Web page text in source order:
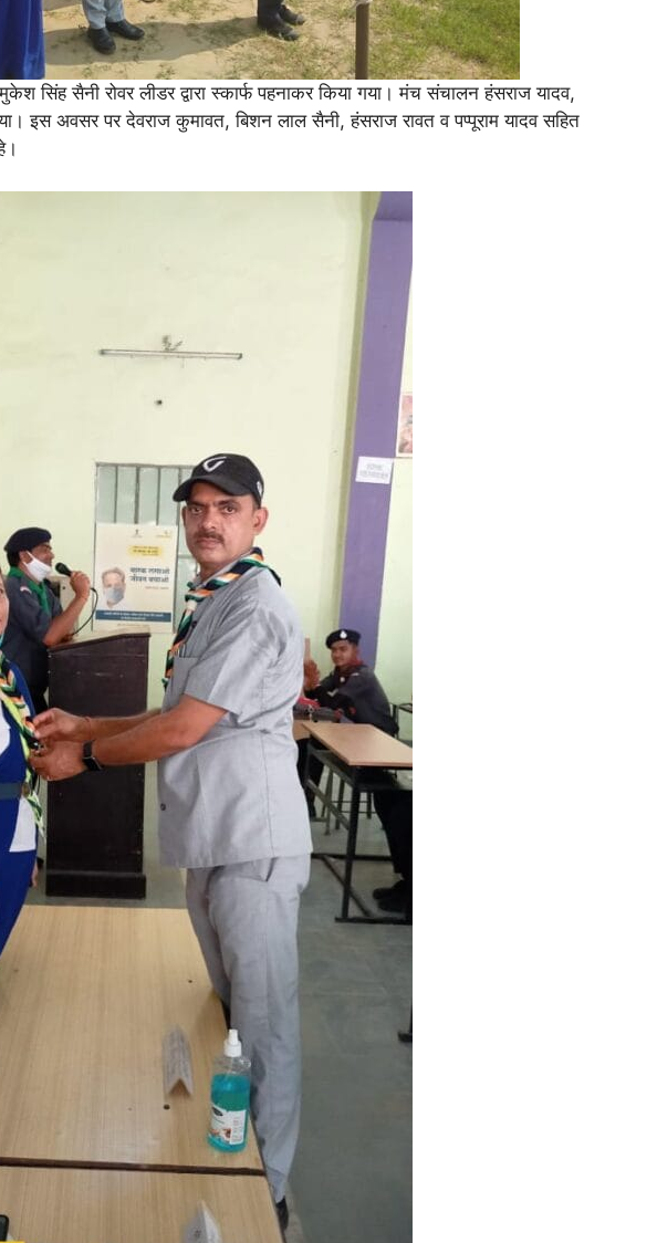
सिंह सैनी रोवर लीडर द्वारा स्कार्फ पहनाकर किया गया। मंच संचालन हंसराज यादव,
इस अवसर पर देवराज कुमावत, बिशन लाल सैनी, हंसराज रावत व पप्पूराम यादव सहित